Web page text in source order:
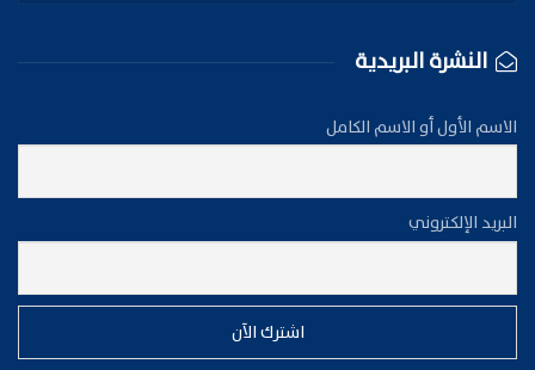
النشرة البريدية
الاسم الأول أو الاسم الكامل
البريد الإلكتروني